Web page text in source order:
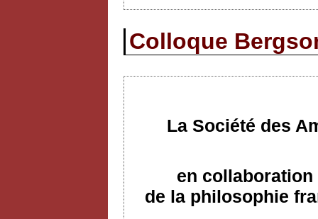
Colloque
La Société des
en
de la philosophie